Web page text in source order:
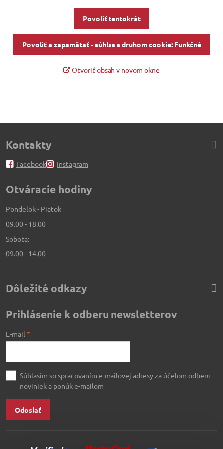
Povoliť tentokrát
Povoliť a zapamätať - súhlas s druhom cookie: Funkčné
Otvoriť obsah v novom okne
Kontakty
Facebook Instagram
Otváracie hodiny
Pondelok - Piatok
09.00 - 18.00
Sobota:
09.00 - 14.00
Dôležité odkazy
Prihlásenie k odberu newsletterov
E-mail *
Súhlasím so spracovaním e-mailovej adresy za účelom odberu
noviniek a ponúk e-mailom
Odoslať